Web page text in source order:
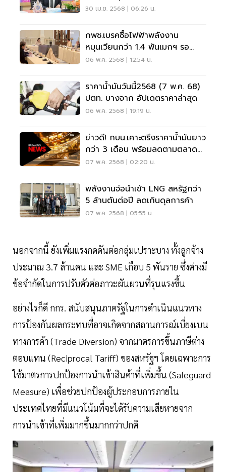
30 เม.ย. 2568 | 06:26 น.
กพช.เบรคซื้อไฟฟ้าพลังงาน
หมุนเวียนกว่า 1.4 พันเมกฯ รอ
PDP ฉบับใหม่
06 พ.ค. 2568 | 12:54 น.
ราคาน้ำมันวันนี้2568 (7 พ.ค. 68)
ปตท. บางจาก อัปเดตราคาล่าสุด
06 พ.ค. 2568 | 19:19 น.
ข่าวดี! กบน.เคาะตรึงราคาน้ำมันยาว
กว่า 3 เดือน พร้อมลดตามตลาด
โลก
07 พ.ค. 2568 | 02:20 น.
พลังงานจ่อนำเข้า LNG สหรัฐกว่า
5 ล้านตันต่อปี ลดเกินดุลการค้า
07 พ.ค. 2568 | 05:55 น.
นอกจากนี้ ยังเพิ่มแรงกดดันต่อกลุ่มเปราะบาง ทั้งลูกจ้าง
ประมาณ 3.7 ล้านคน และ SME เกือบ 5 พันราย ซึ่งต่างมี
ข้อจำกัดในการปรับตัวต่อภาวะผันผวนที่รุนแรงขึ้น
อย่างไรก็ดี กกร. สนับสนุนภาครัฐในการดำเนินแนวทาง
การป้องกันผลกระทบที่อาจเกิดจากสถานการณ์เบี่ยงเบน
ทางการค้า (Trade Diversion) จากมาตรการขึ้นภาษีต่าง
ตอบแทน (Reciprocal Tariff) ของสหรัฐฯ โดยเฉพาะการ
ใช้มาตรการปกป้องการนำเข้าสินค้าที่เพิ่มขึ้น (Safeguard
Measure) เพื่อช่วยปกป้องผู้ประกอบการภายใน
ประเทศไทยที่มีแนวโน้มที่จะได้รับความเสียหายจาก
การนำเข้าที่เพิ่มมากขึ้นมากกว่าปกติ